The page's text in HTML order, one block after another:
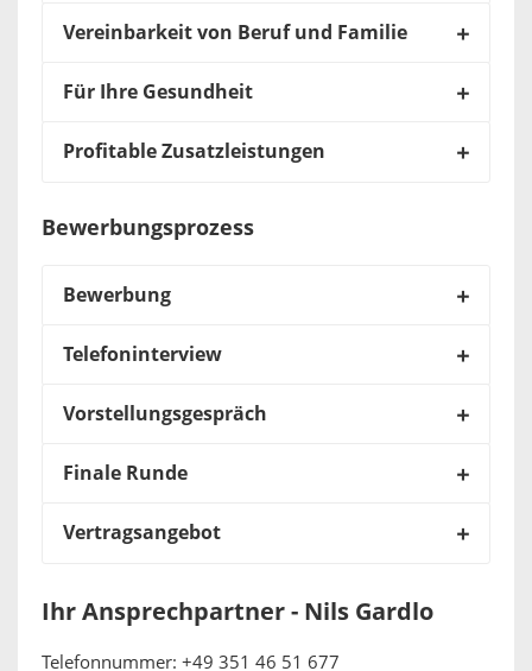
Vereinbarkeit von Beruf und Familie
Für Ihre Gesundheit
Profitable Zusatzleistungen
Bewerbungsprozess
Bewerbung
Telefoninterview
Vorstellungsgespräch
Finale Runde
Vertragsangebot
Ihr Ansprechpartner - Nils Gardlo
Telefonnummer: +49 351 46 51 677